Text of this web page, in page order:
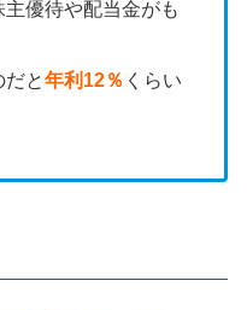
優待や配当金がも
だと年利12％ くらい